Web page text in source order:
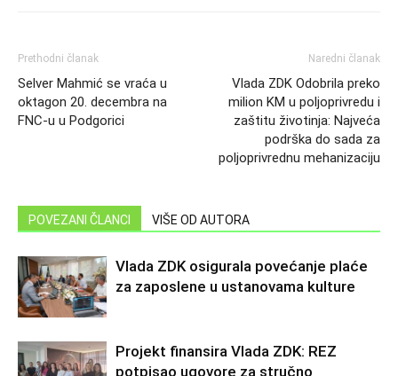
Prethodni članak
Selver Mahmić se vraća u
oktagon 20. decembra na
FNC-u u Podgorici
Naredni članak
Vlada ZDK Odobrila preko
milion KM u poljoprivredu i
zaštitu životinja: Najveća
podrška do sada za
poljoprivrednu mehanizaciju
POVEZANI ČLANCI VIŠE OD AUTORA
Vlada ZDK osigurala povećanje plaće
za zaposlene u ustanovama kulture
Projekt finansira Vlada ZDK: REZ
potpisao ugovore za stručno